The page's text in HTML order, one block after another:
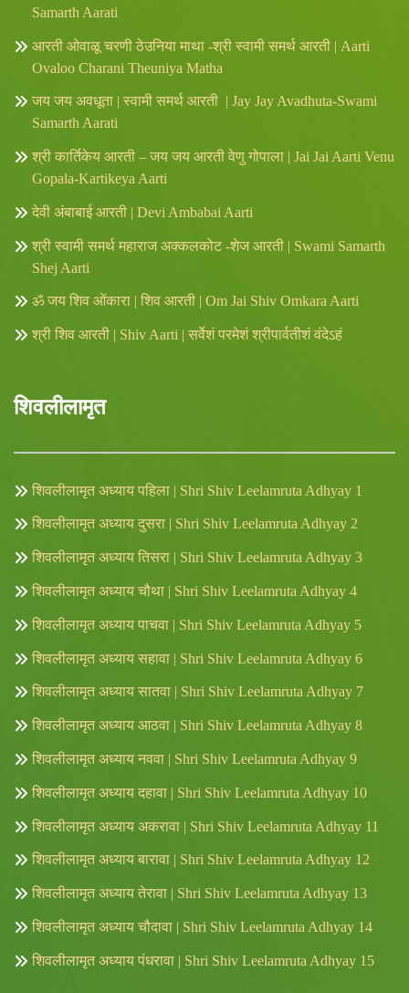
Samarth Aarati
आरती ओवाळू चरणी ठेउनिया माथा -श्री स्वामी समर्थ आरती | Aarti
Ovaloo Charani Theuniya Matha
जय जय अवधूता | स्वामी समर्थ आरती | Jay Jay Avadhuta-Swami
Samarth Aarati
श्री कार्तिकेय आरती – जय जय आरती वेणु गोपाला | Jai Jai Aarti Venu
Gopala-Kartikeya Aarti
देवी अंबाबाई आरती | Devi Ambabai Aarti
श्री स्वामी समर्थ महाराज अक्कलकोट -शेज आरती | Swami Samarth
Shej Aarti
ॐ जय शिव ओंकारा | शिव आरती | Om Jai Shiv Omkara Aarti
श्री शिव आरती | Shiv Aarti | सर्वेशं परमेशं श्रीपार्वतीशं वंदेऽहं
शिवलीलामृत
शिवलीलामृत अध्याय पहिला | Shri Shiv Leelamruta Adhyay 1
शिवलीलामृत अध्याय दुसरा | Shri Shiv Leelamruta Adhyay 2
शिवलीलामृत अध्याय तिसरा | Shri Shiv Leelamruta Adhyay 3
शिवलीलामृत अध्याय चौथा | Shri Shiv Leelamruta Adhyay 4
शिवलीलामृत अध्याय पाचवा | Shri Shiv Leelamruta Adhyay 5
शिवलीलामृत अध्याय सहावा | Shri Shiv Leelamruta Adhyay 6
शिवलीलामृत अध्याय सातवा | Shri Shiv Leelamruta Adhyay 7
शिवलीलामृत अध्याय आठवा | Shri Shiv Leelamruta Adhyay 8
शिवलीलामृत अध्याय नववा | Shri Shiv Leelamruta Adhyay 9
शिवलीलामृत अध्याय दहावा | Shri Shiv Leelamruta Adhyay 10
शिवलीलामृत अध्याय अकरावा | Shri Shiv Leelamruta Adhyay 11
शिवलीलामृत अध्याय बारावा | Shri Shiv Leelamruta Adhyay 12
शिवलीलामृत अध्याय तेरावा | Shri Shiv Leelamruta Adhyay 13
शिवलीलामृत अध्याय चौदावा | Shri Shiv Leelamruta Adhyay 14
शिवलीलामृत अध्याय पंधरावा | Shri Shiv Leelamruta Adhyay 15